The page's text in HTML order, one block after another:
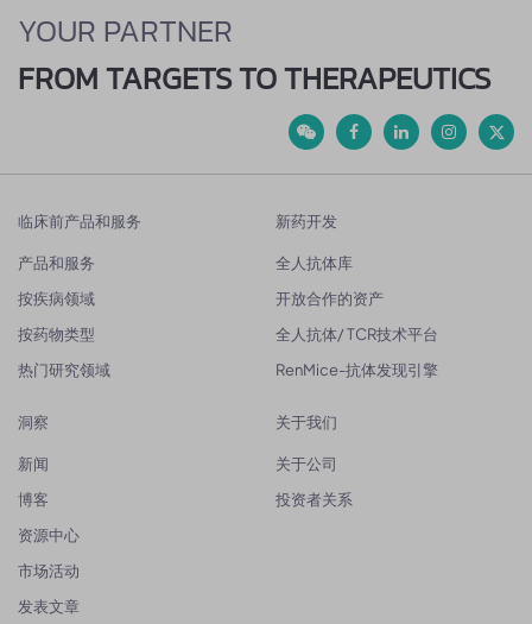
YOUR PARTNER
FROM TARGETS TO THERAPEUTICS
临床前产品和服务
产品和服务
按疾病领域
按药物类型
热门研究领域
新药开发
全人抗体库
开放合作的资产
全人抗体/ TCR技术平台
RenMice-抗体发现引擎
洞察
新闻
博客
资源中心
市场活动
发表文章
关于我们
关于公司
投资者关系